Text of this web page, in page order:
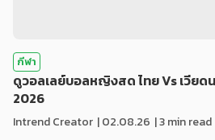
กีฬา
ดูวอลเลย์บอลหญิงสด ไทย Vs เวียด
2026
Intrend Creator |02.08.26 | 3 min read